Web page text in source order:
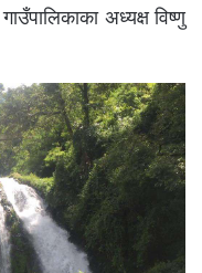
अध्यक्ष विष्णु